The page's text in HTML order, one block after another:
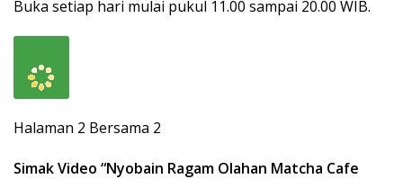
Buka setiap hari mulai pukul 11.00 sampai 20.00 WIB.
Halaman 2 Bersama 2
Simak Video “Nyobain Ragam Olahan Matcha Cafe